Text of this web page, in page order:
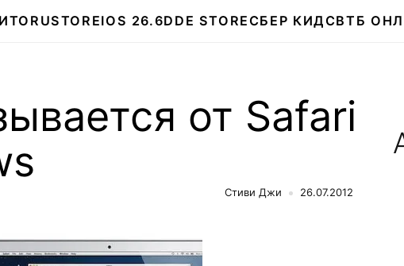
RUSTOREIOS 26.6DDE STORE СБЕР КИДСВТБ
от Safari
Стиви Джи 26.07.2012